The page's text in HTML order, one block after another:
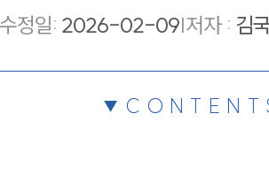
수정일: 2026-02-09|저자 : 김